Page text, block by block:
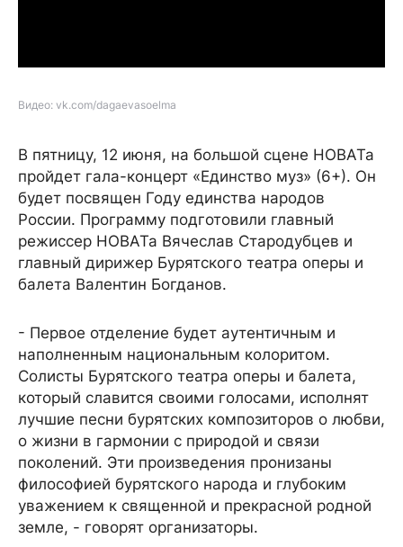
Видео: vk.com/dagaevasoelma
В пятницу, 12 июня, на большой сцене НОВАТа
пройдет гала-концерт «Единство муз» (6+). Он
будет посвящен Году единства народов
России. Программу подготовили главный
режиссер НОВАТа Вячеслав Стародубцев и
главный дирижер Бурятского театра оперы и
балета Валентин Богданов.
- Первое отделение будет аутентичным и
наполненным национальным колоритом.
Солисты Бурятского театра оперы и балета,
который славится своими голосами, исполнят
лучшие песни бурятских композиторов о любви,
о жизни в гармонии с природой и связи
поколений. Эти произведения пронизаны
философией бурятского народа и глубоким
уважением к священной и прекрасной родной
земле, - говорят организаторы.